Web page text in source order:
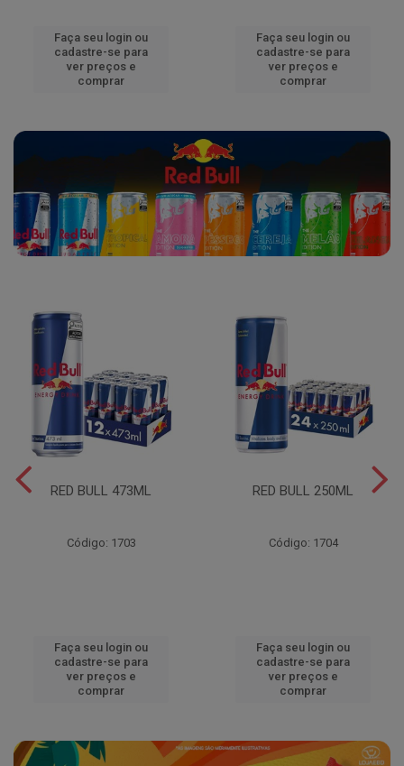
Faça seu login ou
cadastre-se para
ver preços e
comprar
Faça seu login ou
cadastre-se para
ver preços e
comprar
RED BULL 473ML
Código: 1703
Faça seu login ou
cadastre-se para
ver preços e
comprar
RED BULL 250ML
Código: 1704
Faça seu login ou
cadastre-se para
ver preços e
comprar